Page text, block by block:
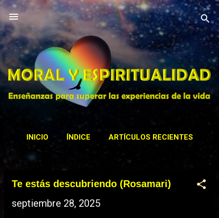
Ir al contenido principal
INICIO ÍNDICE ARTÍCULOS RECIENTES
CONTACTAR ACTIVIDADES
BIBLIOTECA
n
Te estás descubriendo (Rosamari)
septiembre 28, 2025